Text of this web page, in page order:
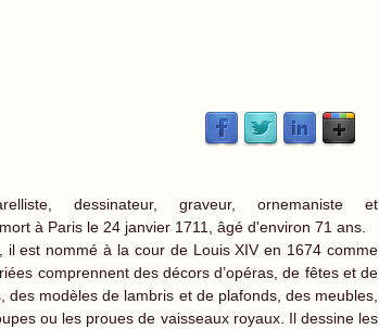
dessinateur, graveur, ornemaniste et
à Paris le 24 janvier 1711, âgé d'environ 71 ans.
est nommé à la cour de Louis XIV en 1674 comme
comprennent des décors d’opéras, de fêtes et de
des modèles de lambris et de plafonds, des meubles,
ou les proues de vaisseaux royaux. Il dessine les